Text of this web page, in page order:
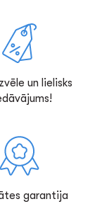
un lielisks
garantija